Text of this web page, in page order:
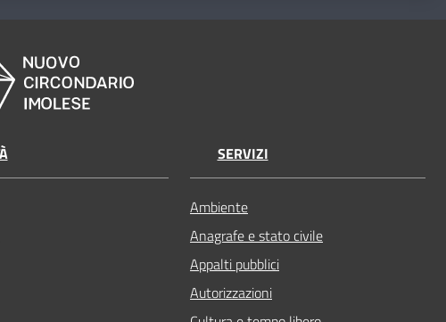
SERVIZI
Ambiente
Anagrafe e stato civile
Appalti pubblici
Autorizzazioni